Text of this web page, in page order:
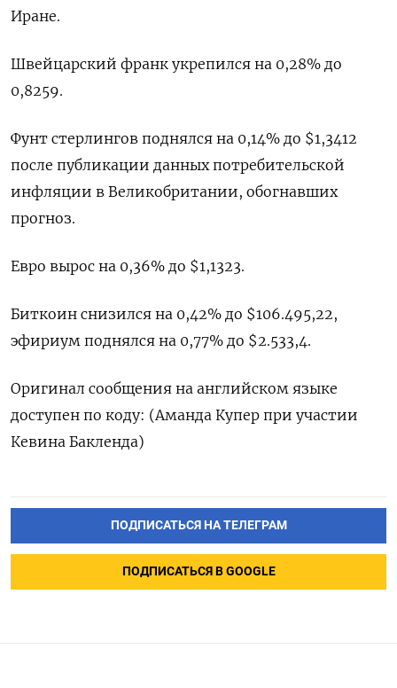
Иране.
Швейцарский франк укрепился на 0,28% до
0,8259​.
Фунт стерлингов поднялся на 0,14% до $1,3412​
после публикации данных потребительской
инфляции в Великобритании, обогнавших
прогноз.
Евро вырос на 0,36% до $1,1323​.
Биткоин снизился на 0,42% до $106.495,22,
эфириум поднялся на 0,77% до $2.533,4.
Оригинал сообщения на английском языке
доступен по коду: (Аманда Купер при участии
Кевина Бакленда)
ПОДПИСАТЬСЯ НА ТЕЛЕГРАМ
ПОДПИСАТЬСЯ В GOOGLE